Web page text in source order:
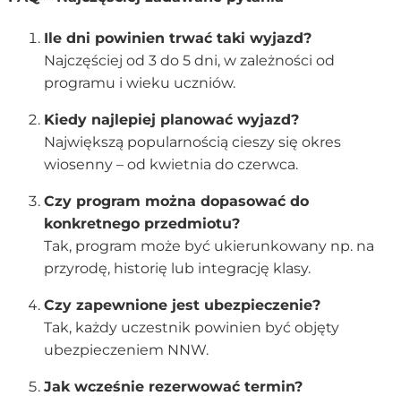
Ile dni powinien trwać taki wyjazd?
Najczęściej od 3 do 5 dni, w zależności od
programu i wieku uczniów.
Kiedy najlepiej planować wyjazd?
Największą popularnością cieszy się okres
wiosenny – od kwietnia do czerwca.
Czy program można dopasować do
konkretnego przedmiotu?
Tak, program może być ukierunkowany np. na
przyrodę, historię lub integrację klasy.
Czy zapewnione jest ubezpieczenie?
Tak, każdy uczestnik powinien być objęty
ubezpieczeniem NNW.
Jak wcześnie rezerwować termin?